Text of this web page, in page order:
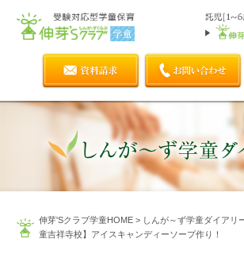
伸芽'Sクラブ学童HOME> しんが～ず学童ダイアリ
童吉祥寺校】アイスキャンディーソープ作り！